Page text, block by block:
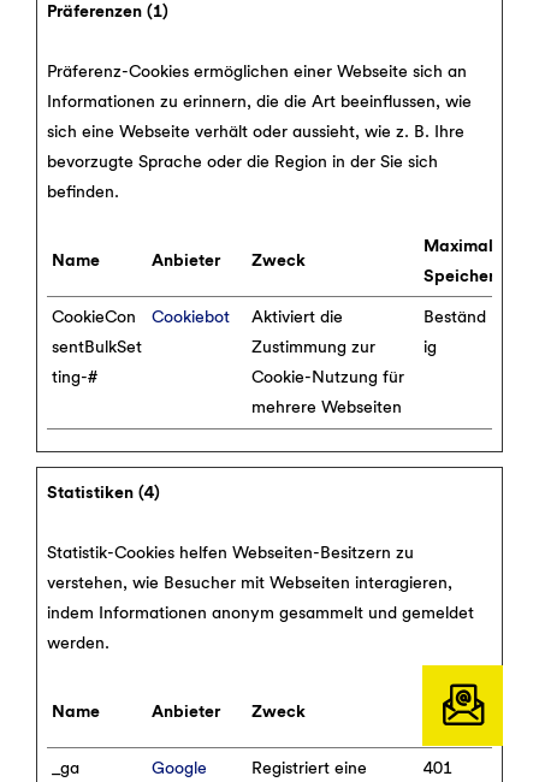
Präferenzen (1)
Präferenz-Cookies ermöglichen einer Webseite sich an
Informationen zu erinnern, die die Art beeinflussen, wie
sich eine Webseite verhält oder aussieht, wie z. B. Ihre
bevorzugte Sprache oder die Region in der Sie sich
befinden.
Name Anbieter Zweck
Maximale
CookieCon
sentBulkSet
ting-#
Cookiebot
Aktiviert die
Zustimmung zur
Cookie-Nutzung für
mehrere Webseiten
Beständ
ig
Statistiken (4)
Statistik-Cookies helfen Webseiten-Besitzern zu
verstehen, wie Besucher mit Webseiten interagieren,
indem Informationen anonym gesammelt und gemeldet
werden.
Name Anbieter Zweck
Maximale
_ga Google Registriert eine 401